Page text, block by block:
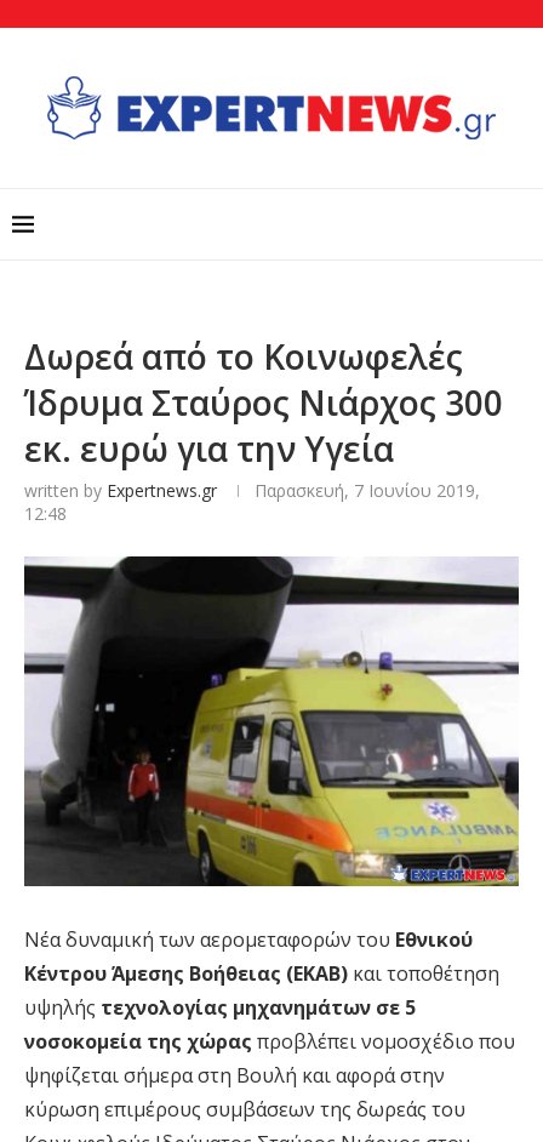
Δωρεά από το Κοινωφελές
Ίδρυμα Σταύρος Νιάρχος 300
εκ. ευρώ για την Υγεία
written by Expertnews.gr
Παρασκευή, 7 Ιουνίου 2019,
12:48
Νέα δυναμική των αερομεταφορών του Εθνικού
Κέντρου Άμεσης Βοήθειας (ΕΚΑΒ) και τοποθέτηση
υψηλής τεχνολογίας μηχανημάτων σε 5
νοσοκομεία της χώρας προβλέπει νομοσχέδιο που
ψηφίζεται σήμερα στη Βουλή και αφορά στην
κύρωση επιμέρους συμβάσεων της δωρεάς του